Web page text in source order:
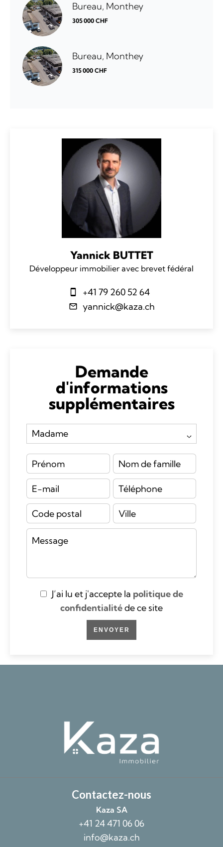
Bureau, Monthey
305 000 CHF
Bureau, Monthey
315 000 CHF
Yannick BUTTET
Développeur immobilier avec brevet fédéral
+41 79 260 52 64
yannick@kaza.ch
Demande
d'informations
supplémentaires
J’ai lu et j'accepte la politique de
confidentialitéde ce site
ENVOYER
Contactez-nous
Kaza SA
+41 24 471 06 06
info@kaza.ch